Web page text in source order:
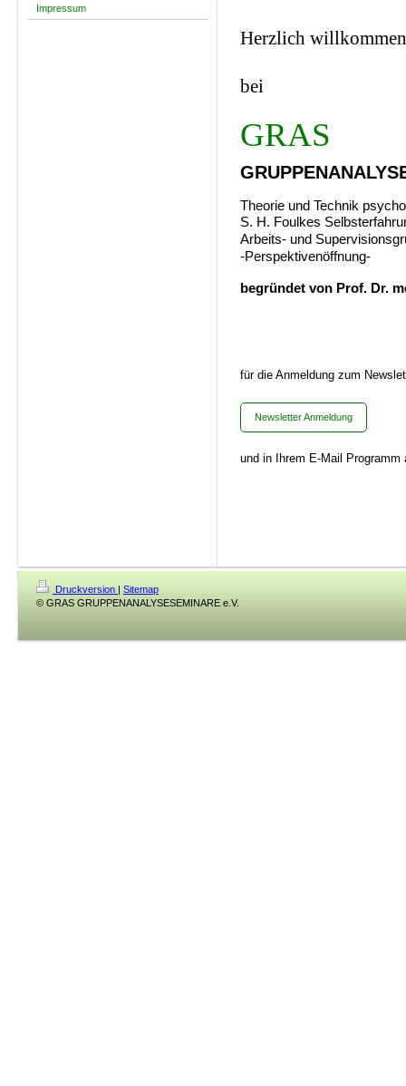
Impressum
Herzlich willkommen
bei
GRAS
Theorie und Technik
S. H. Foulkes
Arbeits- und
-Perspektivenöffnung-
begründet von Prof. Dr.
für die Anmeldung zum
Newsletter Anmeldung
und in Ihrem E-Mail Programm
Druckversion | Sitemap
© GRAS GRUPPENANALYSESEMINARE e.V.